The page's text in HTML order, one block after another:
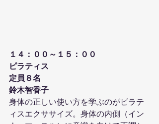
１４：００～１５：００
ピラティス
定員８名
鈴木智香子
身体の正しい使い方を学ぶのがピラテ
ィスエクササイズ。身体の内側（イン